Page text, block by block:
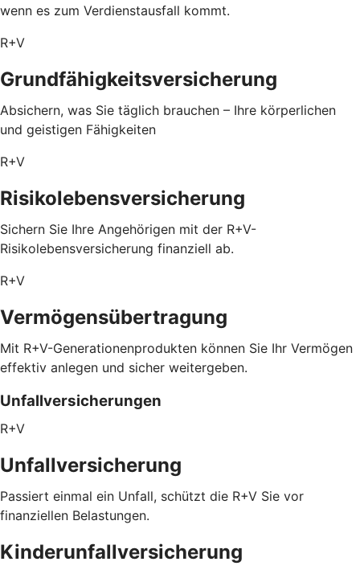
wenn es zum Verdienstausfall kommt.
R+V
Grundfähigkeitsversicherung
Absichern, was Sie täglich brauchen – Ihre körperlichen
und geistigen Fähigkeiten
R+V
Risikolebensversicherung
Sichern Sie Ihre Angehörigen mit der R+V-
Risikolebensversicherung finanziell ab.
R+V
Vermögensübertragung
Mit R+V-Generationenprodukten können Sie Ihr Vermögen
effektiv anlegen und sicher weitergeben.
Unfallversicherungen
R+V
Unfallversicherung
Passiert einmal ein Unfall, schützt die R+V Sie vor
finanziellen Belastungen.
Kinderunfallversicherung